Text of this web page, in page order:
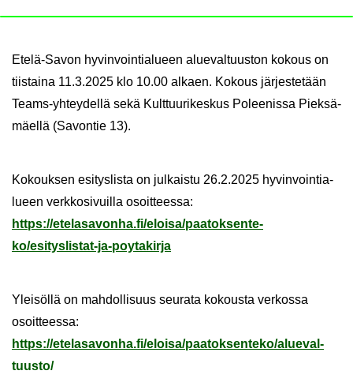
Etelä-​Savon hy­vin­voin­tia­lu­een alue­val­tuus­ton ko­kous on
tiis­tai­na 11.3.2025 klo 10.00 al­kaen. Ko­kous jär­jes­te­tään
Teams-​yhteydellä sekä Kult­tuu­ri­kes­kus Po­lee­nis­sa Piek­sä­
mäel­lä (Sa­von­tie 13).
Ko­kouk­sen esi­tys­lis­ta on jul­kais­tu 26.2.2025 hy­vin­voin­tia­
lu­een verk­ko­si­vuil­la osoit­tees­sa:
https://ete­la­sa­von­ha.fi/eloi­sa/paa­tok­sen­te­
ko/esityslistat-​ja-poytakirja
Ylei­söl­lä on mah­dol­li­suus seu­ra­ta ko­kous­ta ver­kos­sa
osoit­tees­sa:
https://ete­la­sa­von­ha.fi/eloi­sa/paa­tok­sen­te­ko/alue­val­
tuus­to/